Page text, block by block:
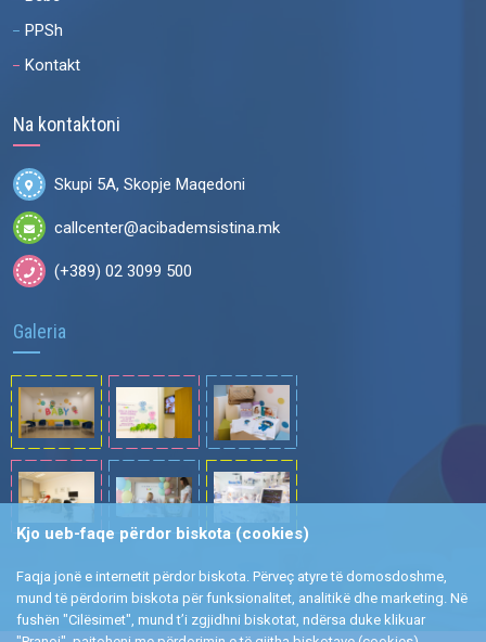
PPSh
Kontakt
Na kontaktoni
Skupi 5A, Skopje Maqedoni
callcenter@acibademsistina.mk
(+389) 02 3099 500
Galeria
Kjo ueb-faqe përdor biskota (cookies)
Faqja jonë e internetit përdor biskota. Përveç atyre të domosdoshme,
mund të përdorim biskota për funksionalitet, analitikë dhe marketing. Në
fushën "Cilësimet", mund t’i zgjidhni biskotat, ndërsa duke klikuar